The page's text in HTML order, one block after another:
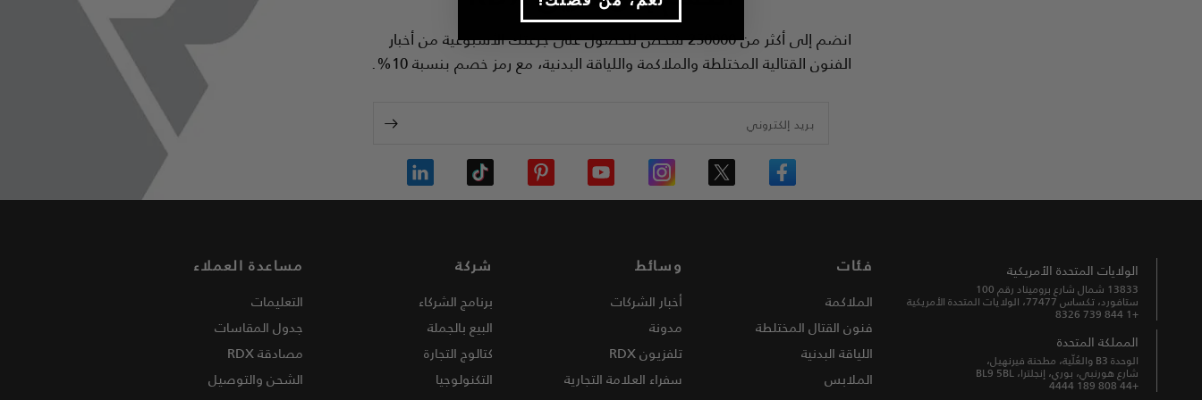
انضم إلى أكثر من 250000 شخص للحصول على جرعتك الأسبوعية من أخبار
الفنون القتالية المختلطة والملاكمة واللياقة البدنية، مع رمز خصم بنسبة 10%.
بريد إلكتروني
الولايات المتحدة الأمريكية
13833 شمال شارع بروميناد رقم 100
ستافورد، تكساس 77477، الولايات المتحدة الأمريكية
+1 844 739 8326
المملكة المتحدة
الوحدة B3 والعُلّية، مطحنة فيرنهيل،
شارع هورنبي، بوري، إنجلترا، BL9 5BL
+44 808 189 4444
فئات
الملاكمة
فنون القتال المختلطة
اللياقة البدنية
الملابس
وسائط
أخبار الشركات
مدونة
تلفزيونRDX
سفراء العلامة التجارية
شركة
برنامج الشركاء
البيع بالجملة
كتالوج التجارة
التكنولوجيا
مساعدة العملاء
التعليمات
جدول المقاسات
مصادقةRDX
الشحن والتوصيل